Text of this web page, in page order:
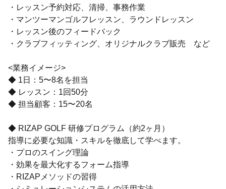
・レッスン予約対応、清掃、事務作業
・マンツーマンゴルフレッスン、ラウンドレッスン
・レッスン後のフィードバック
・クラブフィッティング、オリジナルクラブ販売 など
<業務イメージ>
◆ 1日：5〜8名を担当
◆ レッスン：1回50分
◆ 担当顧客：15〜20名
◆ RIZAP GOLF 研修プログラム（約2ヶ月）
指導に必要な知識・スキルを徹底して学べます。
・プロのスイング理論
・効果を最大化するフォーム指導
・RIZAPメソッドの習得